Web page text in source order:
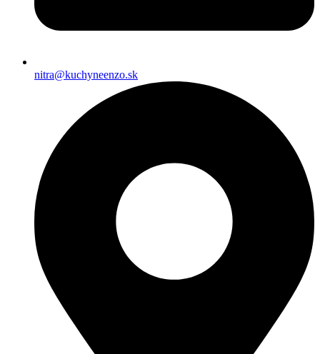
nitra@kuchyneenzo.sk